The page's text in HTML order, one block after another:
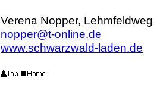
Verena Nopper,
nopper@t-online.de
www.schwarzwald-laden.de